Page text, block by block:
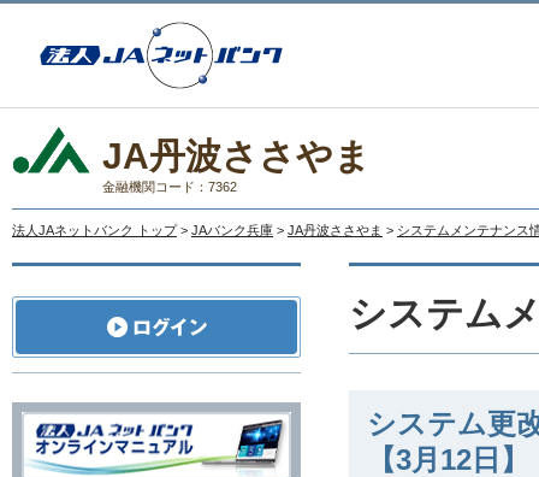
JA丹波ささやま
金融機関コード：7362
法人JAネットバンク トップ > JAバンク兵庫 > JA丹波ささやま > システムメンテナンス
システム
システム更
【3月12日】